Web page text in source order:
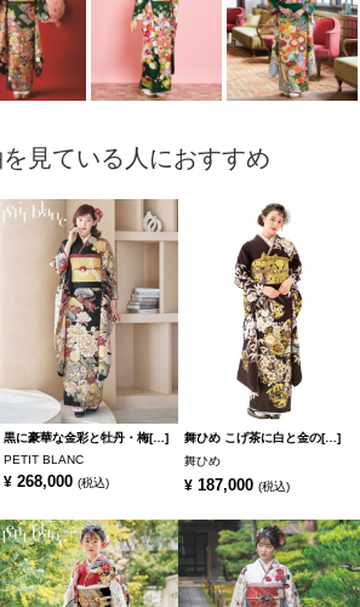
見ている人におすすめ
黒に豪華な金彩と牡丹・梅[…]
PETIT BLANC
¥ 268,000 (税込)
舞ひめ こげ茶に白と金の[…]
舞ひめ
¥ 187,000 (税込)